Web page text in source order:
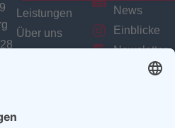
Leistungen
Über uns
News
Einblicke
Newsletter